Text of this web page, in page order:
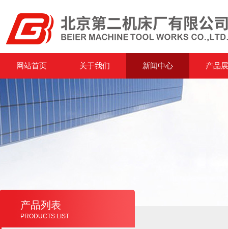
网站首页 关于我们 新闻中心 产品
产品列表
PRODUCTS LIST